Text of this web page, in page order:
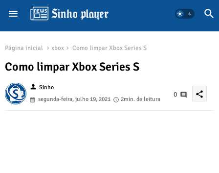
Página inicial xbox Como limpar Xbox Series S
Como limpar Xbox Series S
person Sinho
segunda-feira, julho 19, 2021
2min. de leitura
0 share